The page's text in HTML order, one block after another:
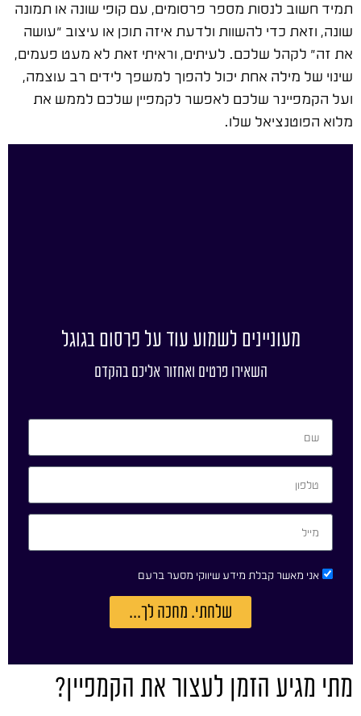
תמיד חשוב לנסות מספר פרסומים, עם קופי שונה או תמונה
שונה, וזאת כדי להשוות ולדעת איזה תוכן או עיצוב "עושה
את זה" לקהל שלכם. לעיתים, וראיתי זאת לא מעט פעמים,
שינוי של מילה אחת יכול להפוך למשפך לידים רב עוצמה,
ועל הקמפיינר שלכם לאפשר לקמפיין שלכם לממש את
מלוא הפוטנציאל שלו.
מעוניינים לשמוע עוד על פרסום בגוגל
השאירו פרטים ואחזור אליכם בהקדם
אני מאשר קבלת מידע שיווקי מסער ברעם
שלחתי. מחכה לך...
מתי מגיע הזמן לעצור את הקמפיין?